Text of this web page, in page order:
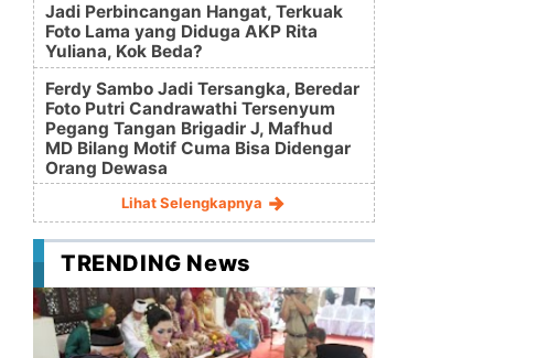
Jadi Perbincangan Hangat, Terkuak
Foto Lama yang Diduga AKP Rita
Yuliana, Kok Beda?
Ferdy Sambo Jadi Tersangka, Beredar
Foto Putri Candrawathi Tersenyum
Pegang Tangan Brigadir J, Mafhud
MD Bilang Motif Cuma Bisa Didengar
Orang Dewasa
Lihat Selengkapnya
TRENDING News